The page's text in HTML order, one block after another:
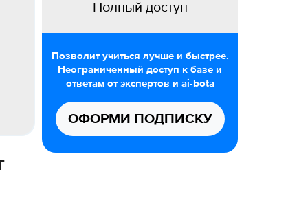
Полный доступ
Позволит учиться лучше и быстрее.
Неограниченный доступ к базе и
ответам от экспертов и ai-bota
ОФОРМИ ПОДПИСКУ